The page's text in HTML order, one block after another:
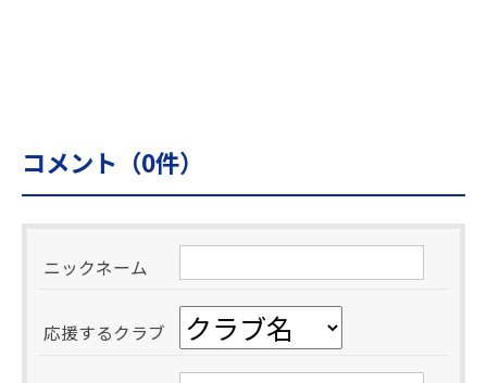
コメント（0件）
ニックネーム
応援するクラブ